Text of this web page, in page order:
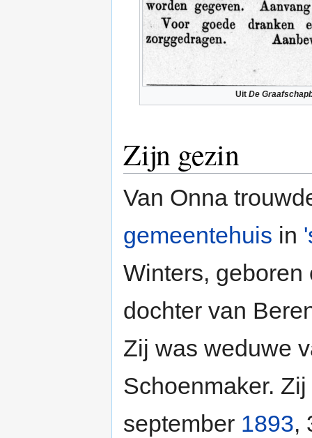
Uit De
Zijn gezin
Van Onna
gemeentehuis in
Winters,
dochter van
Zij was weduwe
Schoenmaker.
september 1893,